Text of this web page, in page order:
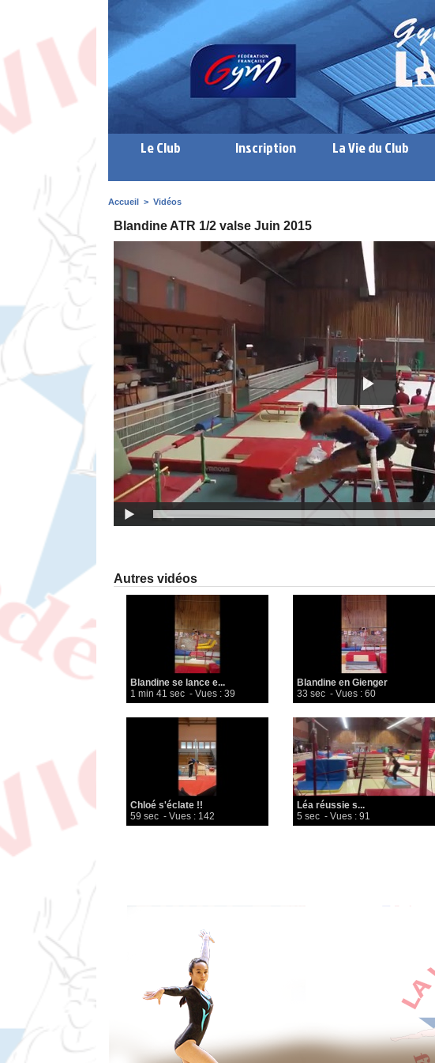
Le Club Inscription La Vie du Club
Accueil > Vidéos
Blandine ATR 1/2 valse Juin 2015
Autres vidéos
Blandine se lance e...
1 min 41 sec - Vues : 39
Blandine en Gienger
33 sec - Vues : 60
Chloé s'éclate !!
59 sec - Vues : 142
Léa réussie s...
5 sec - Vues : 91